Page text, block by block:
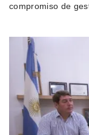
compromiso de